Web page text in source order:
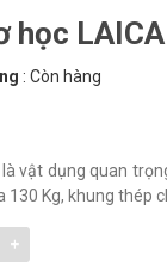
học
: Còn hàng
vật dụng quan
130 Kg, khung thép
+